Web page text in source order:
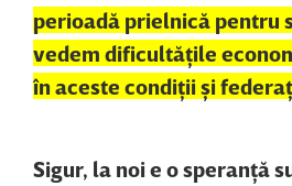
perioadă prielnică pentru
vedem dificultăţile
în aceste condiţii şi
Sigur, la noi e o speranţă